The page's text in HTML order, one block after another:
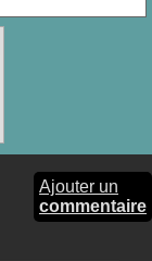
Ajouter un
commentaire